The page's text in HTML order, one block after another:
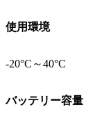
使用環境
-20°C～40°C
バッテリー容量